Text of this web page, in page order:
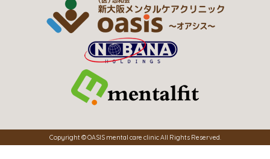
Copyright © OASIS mental care clinic All Rights Reserved.